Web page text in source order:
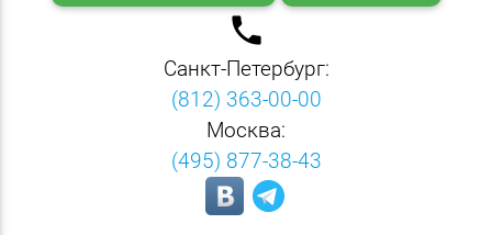
local_phone
Санкт-Петербург:
(812) 363-00-00
Москва:
(495) 877-38-43